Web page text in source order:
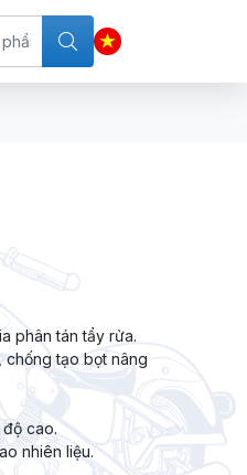
phân tán tẩy rửa.
chống tạo bọt nâng
cao.
nhiên liệu.